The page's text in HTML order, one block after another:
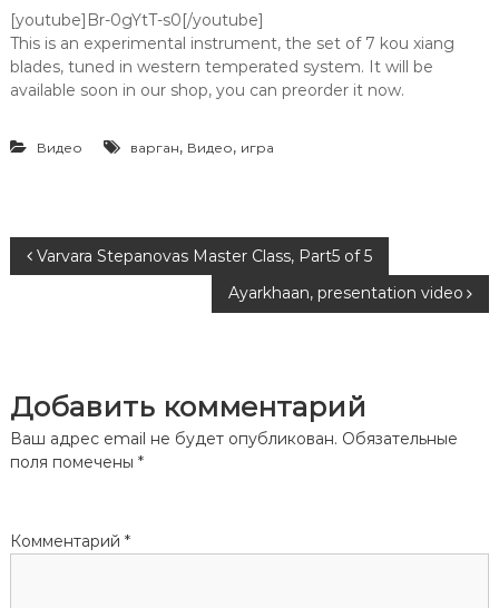
[youtube]Br-0gYtT-s0[/youtube]
This is an experimental instrument, the set of 7 kou xiang
blades, tuned in western temperated system. It will be
available soon in our shop, you can preorder it now.
Видео варган, Видео, игра
Н
и
г
ц
Varvara Stepanovas Master Class, Part5 of 5
Ayarkhaan, presentation video
Добавить комментарий
Ваш адрес email не будет опубликован. Обязательные
поля помечены *
Комментарий *